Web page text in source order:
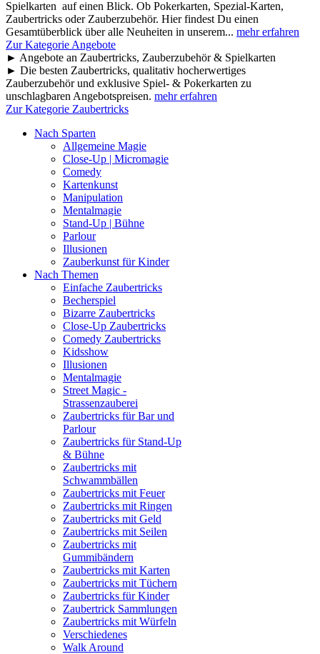
Spielkarten auf einen Blick. Ob Pokerkarten, Spezial-Karten,
Zaubertricks oder Zauberzubehör. Hier findest Du einen
Gesamtüberblick über alle Neuheiten in unserem... mehr erfahren
Zur Kategorie Angebote
► Angebote an Zaubertricks, Zauberzubehör & Spielkarten
► Die besten Zaubertricks, qualitativ hocherwertiges
Zauberzubehör und exklusive Spiel- & Pokerkarten zu
unschlagbaren Angebotspreisen. mehr erfahren
Zur Kategorie Zaubertricks
Nach Sparten
Allgemeine Magie
Close-Up | Micromagie
Comedy
Kartenkunst
Manipulation
Mentalmagie
Stand-Up | Bühne
Parlour
Illusionen
Zauberkunst für Kinder
Nach Themen
Einfache Zaubertricks
Becherspiel
Bizarre Zaubertricks
Close-Up Zaubertricks
Comedy Zaubertricks
Kidsshow
Illusionen
Mentalmagie
Street Magic -
Strassenzauberei
Zaubertricks für Bar und
Parlour
Zaubertricks für Stand-Up
& Bühne
Zaubertricks mit
Schwammbällen
Zaubertricks mit Feuer
Zaubertricks mit Ringen
Zaubertricks mit Geld
Zaubertricks mit Seilen
Zaubertricks mit
Gummibändern
Zaubertricks mit Karten
Zaubertricks mit Tüchern
Zaubertricks für Kinder
Zaubertrick Sammlungen
Zaubertricks mit Würfeln
Verschiedenes
Walk Around